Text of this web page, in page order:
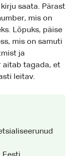
saata. Pärast
mis on
Lõpuks, päise
mis on samuti
ja
aitab tagada, et
leitav.